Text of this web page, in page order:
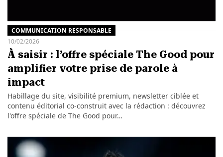
COMMUNICATION RESPONSABLE
10/02/2026
À saisir : l’offre spéciale The Good pour
amplifier votre prise de parole à
impact
Habillage du site, visibilité premium, newsletter ciblée et
contenu éditorial co-construit avec la rédaction : découvrez
l'offre spéciale de The Good pour…